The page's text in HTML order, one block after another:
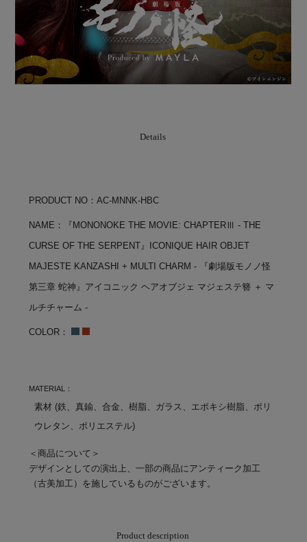
Details
PRODUCT NO：AC-MNNK-HBC
NAME：『MONONOKE THE MOVIE: CHAPTERⅢ - THE
CURSE OF THE SERPENT』ICONIQUE HAIR OBJET
MAJESTE KANZASHI + MULTI CHARM - 『劇場版モノノ怪
第三章 蛇神』アイコニック ヘアオブジェ マジェステ簪 ＋ マ
ルチチャーム -
COLOR：
MATERIAL：
素材 (鉄、真鍮、合金、樹脂、ガラス、エポキシ樹脂、ポリ
ウレタン、ポリエステル)
＜商品について＞
デザインとしての演出上、一部の商品にアンティーク加工
（古美加工）を施しているものがございます。
Product description